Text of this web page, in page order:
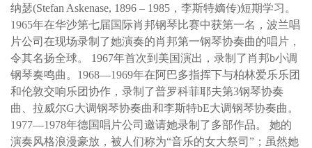
纳瑟(Stefan Askenase, 1896 – 1985，李斯特嫡传)短期学习。
1965年在华沙第七届国际肖邦钢琴比赛中获第一名，波兰唱
片公司在现场录制了她演奏的肖邦第一钢琴协奏曲的唱片，
令其名扬全球。 1967年首次到美国演出，录制了肖邦b小调
钢琴奏鸣曲。1968—1969年在阿巴多指挥下与柏林爱乐乐团
和伦敦交响乐团协作，录制了普罗科菲耶夫第3钢琴协奏
曲、拉威尔G大调钢琴协奏曲和李斯特bE大调钢琴协奏曲。
1977—1978年德国唱片公司邀请她录制了多部作品。 她的
演奏风格浪漫豪放，被人们称为“音乐的女大祭司”；虽然她